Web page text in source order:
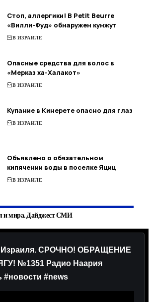
Стоп, аллергики! В Petit Beurre
«Вилли-Фуд» обнаружен кунжут
В ИЗРАИЛЕ
Опасные средства для волос в
«Мерказ ха-Халакот»
В ИЗРАИЛЕ
Купание в Кинерете опасно для глаз
В ИЗРАИЛЕ
Объявлено о обязательном
кипячении воды в поселке Яциц
В ИЗРАИЛЕ
и мира. Дайджест СМИ